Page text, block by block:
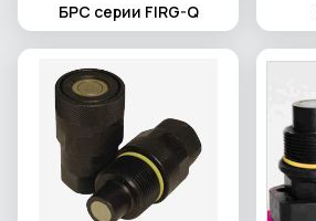
БРС серии FIRG-Q